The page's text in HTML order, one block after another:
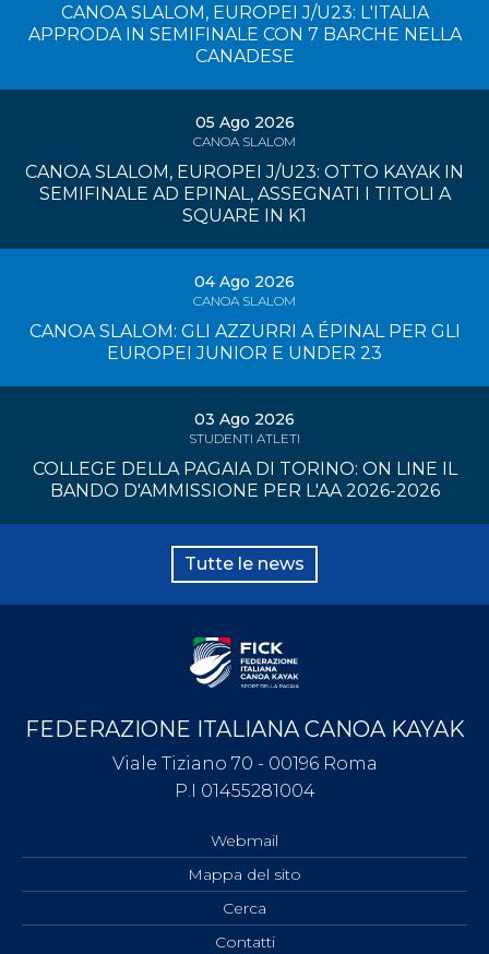
CANOA SLALOM, EUROPEI J/U23: L'ITALIA
APPRODA IN SEMIFINALE CON 7 BARCHE NELLA
CANADESE
05 Ago 2026
CANOA SLALOM
CANOA SLALOM, EUROPEI J/U23: OTTO KAYAK IN
SEMIFINALE AD EPINAL, ASSEGNATI I TITOLI A
SQUARE IN K1
04 Ago 2026
CANOA SLALOM
CANOA SLALOM: GLI AZZURRI A ÉPINAL PER GLI
EUROPEI JUNIOR E UNDER 23
03 Ago 2026
STUDENTI ATLETI
COLLEGE DELLA PAGAIA DI TORINO: ON LINE IL
BANDO D'AMMISSIONE PER L'AA 2026-2026
Tutte le news
FEDERAZIONE ITALIANA CANOA KAYAK
Viale Tiziano 70 - 00196 Roma
P.I 01455281004
Webmail
Mappa del sito
Cerca
Contatti